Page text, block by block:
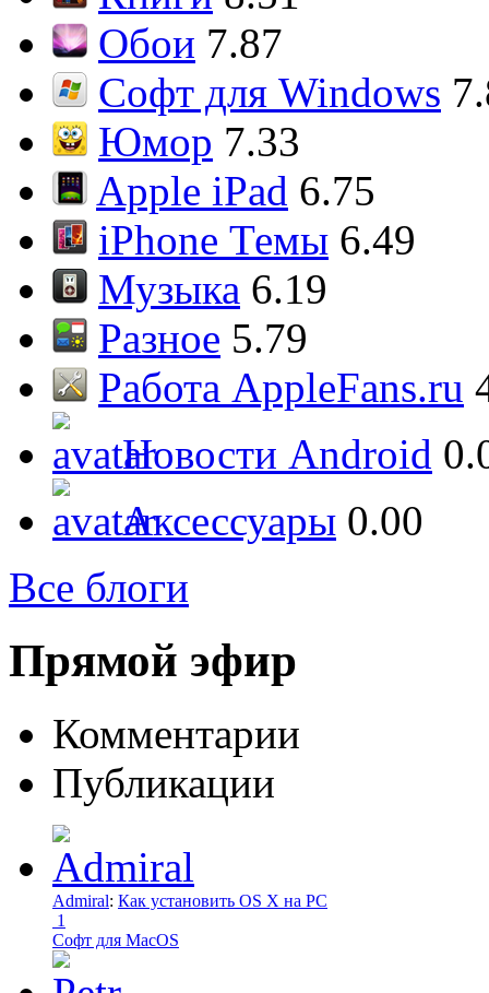
Обои 7.87
Софт для Windows
Юмор 7.33
Apple iPad 6.75
iPhone Темы 6.49
Музыка 6.19
Разное 5.79
Работа AppleFans.ru
Новости Android
Аксессуары 0.00
Все блоги
Прямой эфир
Комментарии
Публикации
Admiral: Как установить OS X на PC
1
Софт для MacOS